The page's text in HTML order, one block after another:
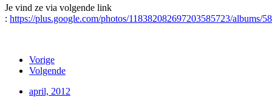
Je vind ze via volgende link
: https://plus.google.com/photos/118382082697203585723/albums/
Vorige
Volgende
april, 2012